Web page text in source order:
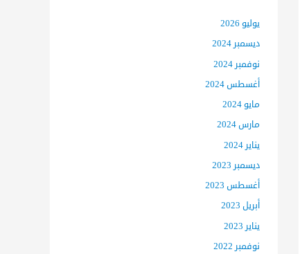
يوليو 2026
ديسمبر 2024
نوفمبر 2024
أغسطس 2024
مايو 2024
مارس 2024
يناير 2024
ديسمبر 2023
أغسطس 2023
أبريل 2023
يناير 2023
نوفمبر 2022